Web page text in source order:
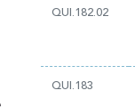
QUI.182.02
QUI.183